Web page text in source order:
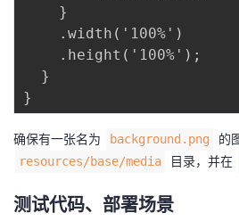
    }
    .width('100%')
    .height('100%');
  }
确保有一张名为 background.png 的
resources/base/media 目录，并在
测试代码、部署场景